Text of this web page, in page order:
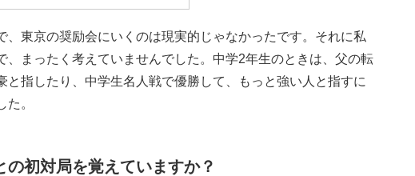
、東京の奨励会にいくのは現実的じゃなかったです。それに私
、まったく考えていませんでした。中学2年生のときは、父の転
指したり、中学生名人戦で優勝して、もっと強い人と指すに
。
初対局を覚えていますか？